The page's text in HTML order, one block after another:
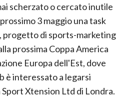
scherzato o cercato inutile
3 maggio una task
progetto di sports-marketing
prossima Coppa America
Europa dell'Est, dove
è interessato a legarsi
Xtension Ltd di Londra.